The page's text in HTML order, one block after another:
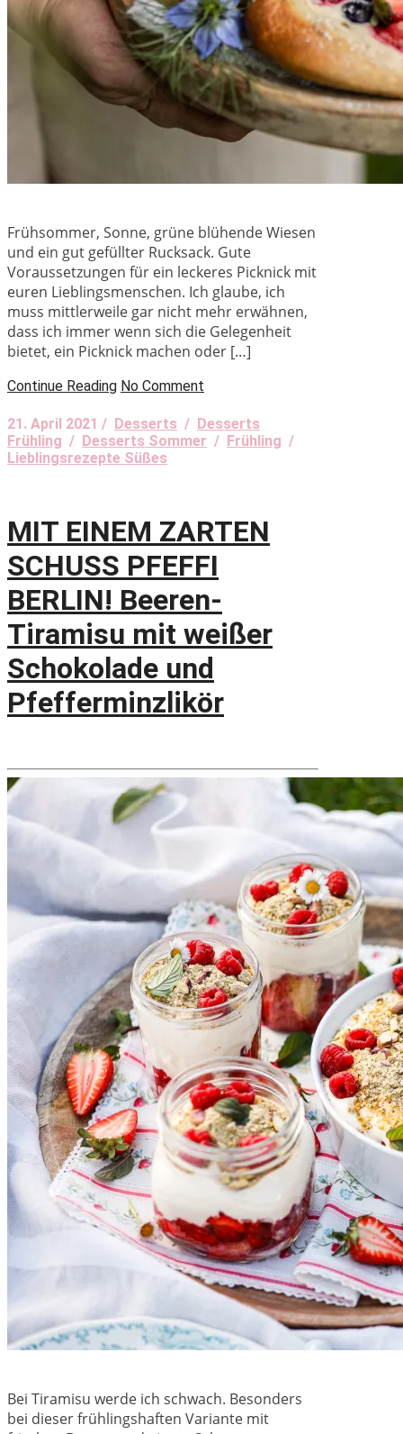
Frühsommer, Sonne, grüne blühende Wiesen
und ein gut gefüllter Rucksack. Gute
Voraussetzungen für ein leckeres Picknick mit
euren Lieblingsmenschen. Ich glaube, ich
muss mittlerweile gar nicht mehr erwähnen,
dass ich immer wenn sich die Gelegenheit
bietet, ein Picknick machen oder […]
Continue Reading No Comment
21. April 2021 / Desserts / Desserts
Frühling / Desserts Sommer / Frühling /
Lieblingsrezepte Süßes
MIT EINEM ZARTEN
SCHUSS PFEFFI
BERLIN! Beeren-
Tiramisu mit weißer
Schokolade und
Pfefferminzlikör
Bei Tiramisu werde ich schwach. Besonders
bei dieser frühlingshaften Variante mit